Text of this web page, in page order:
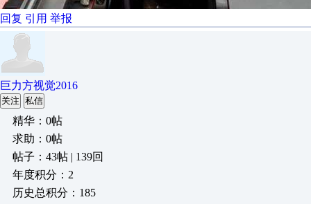
回复 引用 举报
巨力方视觉2016
关注 私信
精华：0帖
求助：0帖
帖子：43帖 | 139回
年度积分：2
历史总积分：185